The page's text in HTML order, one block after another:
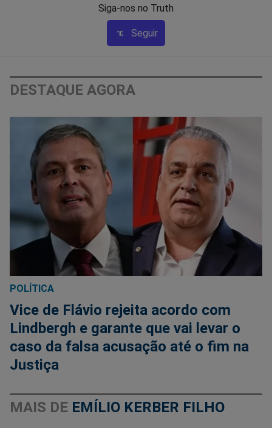
Siga-nos no Truth
Seguir
DESTAQUE AGORA
POLÍTICA
Vice de Flávio rejeita acordo com
Lindbergh e garante que vai levar o
caso da falsa acusação até o fim na
Justiça
MAIS DE EMÍLIO KERBER FILHO